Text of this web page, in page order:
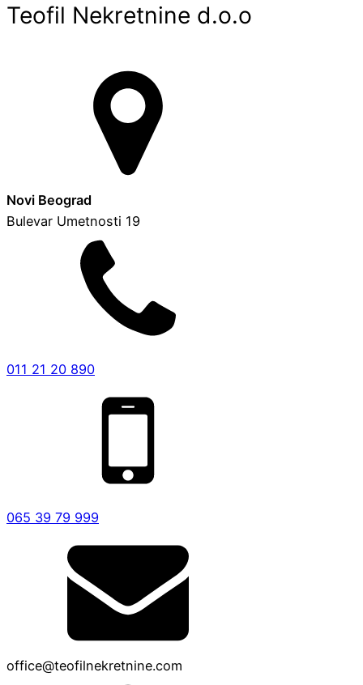
Teofil Nekretnine d.o.o
Novi Beograd
Bulevar Umetnosti 19
011 21 20 890
065 39 79 999
office@teofilnekretnine.com